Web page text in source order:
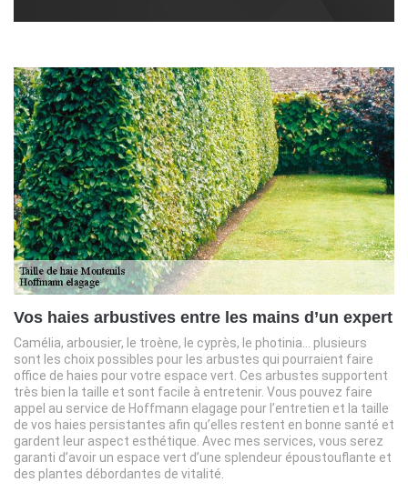
Vos haies arbustives entre les mains d’un expert
Camélia, arbousier, le troène, le cyprès, le photinia… plusieurs
sont les choix possibles pour les arbustes qui pourraient faire
office de haies pour votre espace vert. Ces arbustes supportent
très bien la taille et sont facile à entretenir. Vous pouvez faire
appel au service de Hoffmann elagage pour l’entretien et la taille
de vos haies persistantes afin qu’elles restent en bonne santé et
gardent leur aspect esthétique. Avec mes services, vous serez
garanti d’avoir un espace vert d’une splendeur époustouflante et
des plantes débordantes de vitalité.